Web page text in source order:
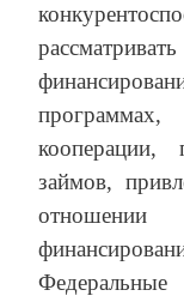
кооперации,
займов,
отношении